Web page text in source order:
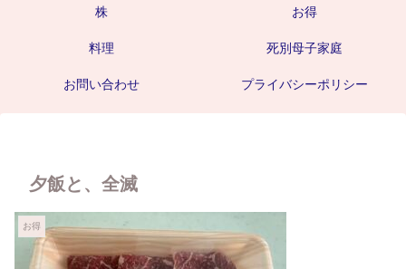
株 お得
料理 死別母子家庭
お問い合わせ プライバシーポリシー
夕飯と、全滅
お得